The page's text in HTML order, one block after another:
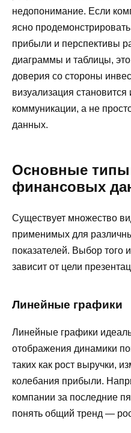
недопонимание. Если
ясно
прибыли и перспективы
диаграммы и таблицы,
доверия со стороны
визуализация
коммуникации, а не
данных.
Основные типы
финансовых
Существует множество
применимых для
показателей. Выбор того
зависит от цели
Линейные графики
Линейные графики
отображения динамики
таких как рост выручки,
колебания прибыли.
компании за последние
понять общий тренд —